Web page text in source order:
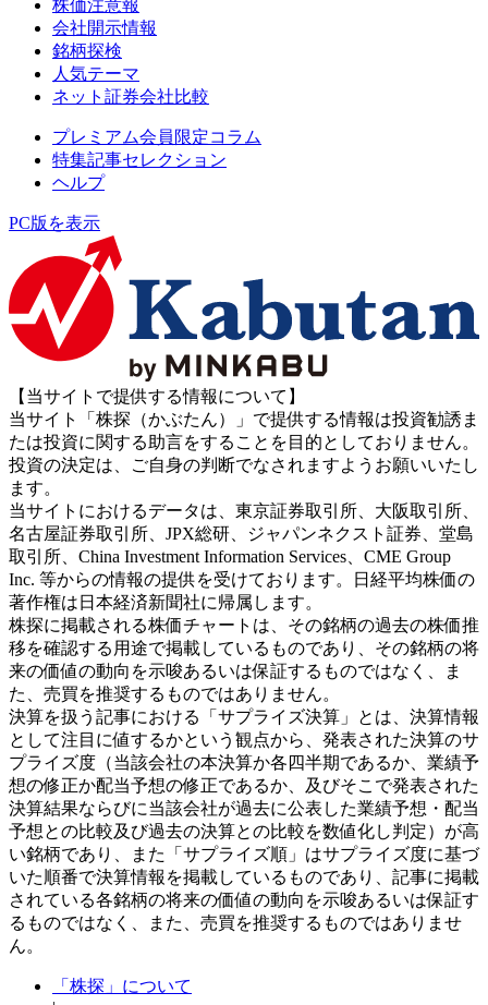
株価注意報
会社開示情報
銘柄探検
人気テーマ
ネット証券会社比較
プレミアム会員限定コラム
特集記事セレクション
ヘルプ
PC版を表示
【当サイトで提供する情報について】
当サイト「株探（かぶたん）」で提供する情報は投資勧誘ま
たは投資に関する助言をすることを目的としておりません。
投資の決定は、ご自身の判断でなされますようお願いいたし
ます。
当サイトにおけるデータは、東京証券取引所、大阪取引所、
名古屋証券取引所、JPX総研、ジャパンネクスト証券、堂島
取引所、China Investment Information Services、CME Group
Inc. 等からの情報の提供を受けております。日経平均株価の
著作権は日本経済新聞社に帰属します。
株探に掲載される株価チャートは、その銘柄の過去の株価推
移を確認する用途で掲載しているものであり、その銘柄の将
来の価値の動向を示唆あるいは保証するものではなく、ま
た、売買を推奨するものではありません。
決算を扱う記事における「サプライズ決算」とは、決算情報
として注目に値するかという観点から、発表された決算のサ
プライズ度（当該会社の本決算か各四半期であるか、業績予
想の修正か配当予想の修正であるか、及びそこで発表された
決算結果ならびに当該会社が過去に公表した業績予想・配当
予想との比較及び過去の決算との比較を数値化し判定）が高
い銘柄であり、また「サプライズ順」はサプライズ度に基づ
いた順番で決算情報を掲載しているものであり、記事に掲載
されている各銘柄の将来の価値の動向を示唆あるいは保証す
るものではなく、また、売買を推奨するものではありませ
ん。
「株探」について